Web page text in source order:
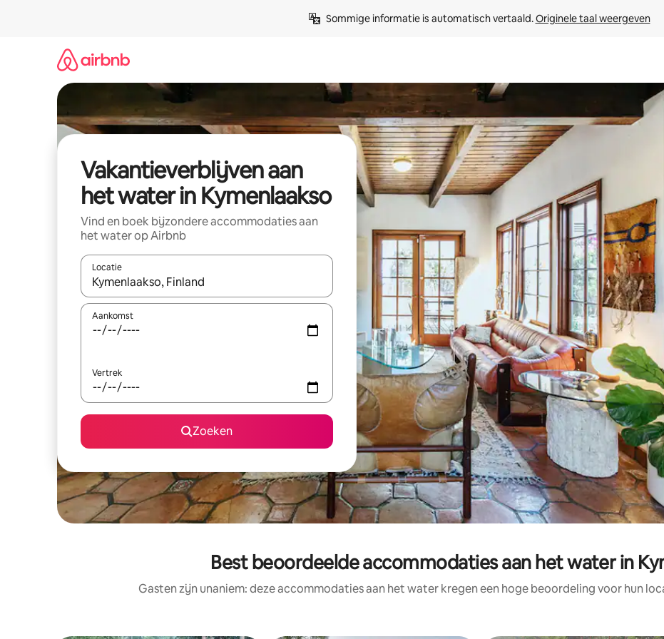
Sommige informatie is automatisch vertaald. Originele taal weergeven
Vakantieverblijven aan
het water in Kymenlaakso
Vind en boek bijzondere accommodaties aan
het water op Airbnb
Locatie
Wanneer er resultaten beschikbaar zijn, maak je een keuze met je de pijltjestoetsen omhoog en omlaag, óf door te tikken of
Aankomst
Vertrek
Zoeken
Best beoordeelde accommodaties aan het water in
Gasten zijn unaniem: deze accommodaties aan het water kregen een hoge beoordeling voor hun